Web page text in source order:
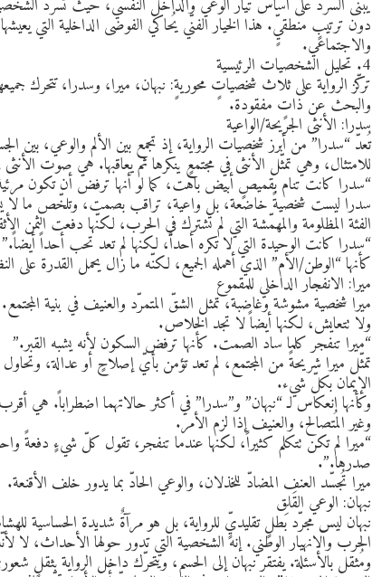
يُبنى السرد على أساس تيّار الوعي والداخل النفسي، حيث تسرد
دون ترتيبٍ منطقيٍّ. هذا الخيار الفنّي يُحاكي الفوضى الداخلية التي
والاجتماعي.
4. تحليل الشخصيات الرئيسية
تركّز الرواية على ثلاث شخصياتٍ محوريةٍ: نبهان، ميرا، وسدرا، تتحرك
والبحث عن ذاتٍ مفقودة.
سدرا: الأنثى الجريحة/الواعية
تُعدّ “سدرا” من أبرز شخصيات الرواية، إذ تجمع بين الألم والوعي، بين
للامتثال، وهي تمثّل الأنثى في مجتمعٍ ينكرها ثم يعاقبها. هي صوت
“سدرا كانت تنام بقميصٍ أبيض باهت، كما لو أنها ترفض أن تكون
سدرا ليست شخصيةً خاضعة، بل واعية، تراقب بصمت، وتلخّص ما لا
الفئة المظلومة والمهمّشة التي لم تشترك في الحرب، لكنّها دفعت الثمن
“سدرا كانت الوحيدة التي لا تكره أحداً، لكنها لم تعد تحب أحداً أيضاً.”
كأنها “الوطن/الأم” الذي أهمله الجميع، لكنّه ما زال يحمل القدرة
ميرا: الانفجار الداخلي للمقموع
ميرا شخصية مشوشة وغاضبة، تمثل الشقّ المتمرّد والعنيف في بنية المجتمع.
ولا تتعايش، لكنها أيضاً لا تجد الخلاص.
“ميرا تنفجر كلما ساد الصمت. كأنها ترفض السكون لأنه يشبه القبر.”
تمثّل ميرا شريحةً من المجتمع، لم تعد تؤمن بأيّ إصلاحٍ أو عدالة،
الإيمان بكلّ شيء.
وكأنها انعكاس لـ “نبهان” و”سدرا” في أكثر حالاتهما اضطراباً. هي
وغير المُتصالح، والعنيف إذا لزم الأمر.
“ميرا لم تكن تتكلم كثيراً، لكنها عندما تنفجر، تقول كلّ شيءٍ دفعةً
صدرها.”.
ميرا تُجسّد العنف المضادّ للخذلان، والوعي الحادّ بما يدور خلف الأقنعة.
نبهان: الوعي القَلِق
نبهان ليس مجرّد بطلٍ تقليديٍّ للرواية، بل هو مرآةٌ شديدة الحساسية
الحرب والانهيار الوطني. إنه الشخصية التي تدور حولها الأحداث، لا
ومُثقل بالأسئلة. يفتقر نبهان إلى الحسم، ويتحرّك داخل الرواية بثقلٍ